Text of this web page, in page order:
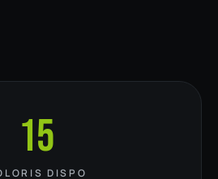
15
DISPO